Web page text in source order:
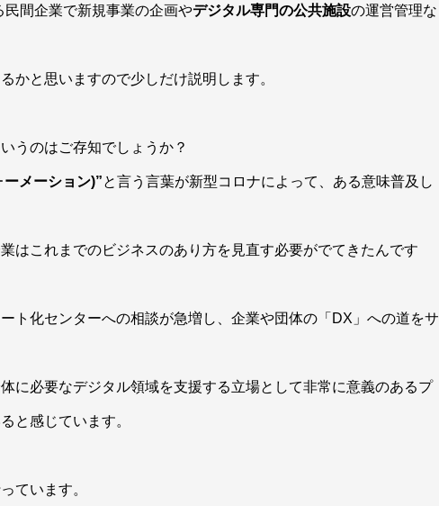
間企業で新規事業の企画やデジタル専門の公共施設の運営管理な
かと思いますので少しだけ説明します。
うのはご存知でしょうか？
メーション)”と言う言葉が新型コロナによって、ある意味普及し
はこれまでのビジネスのあり方を見直す必要がでてきたんです
ト化センターへの相談が急増し、企業や団体の「DX」への道をサ
に必要なデジタル領域を支援する立場として非常に意義のあるプ
と感じています。
ています。